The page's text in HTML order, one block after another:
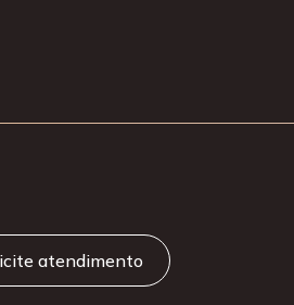
atendimento